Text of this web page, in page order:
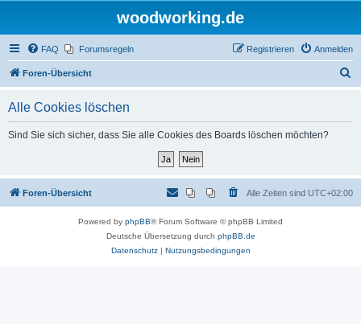
woodworking.de
FAQ Forumsregeln Anmelden
Registrieren
Foren-Übersicht
Alle Cookies löschen
Sind Sie sich sicher, dass Sie alle Cookies des Boards löschen möchten?
Foren-Übersicht Alle Zeiten sind UTC+02:00
Powered by phpBB® Forum Software © phpBB Limited
Deutsche Übersetzung durch phpBB.de
Datenschutz| Nutzungsbedingungen